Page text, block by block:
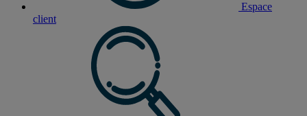
Espace
client